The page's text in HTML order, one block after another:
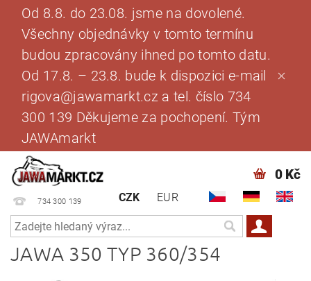
Od 8.8. do 23.08. jsme na dovolené.
Všechny objednávky v tomto termínu
budou zpracovány ihned po tomto datu.
Od 17.8. – 23.8. bude k dispozici e-mail
rigova@jawamarkt.cz a tel. číslo 734
300 139 Děkujeme za pochopení. Tým
JAWAmarkt
734 300 139 CZK EUR
0 Kč
JAWA 350 TYP 360/354